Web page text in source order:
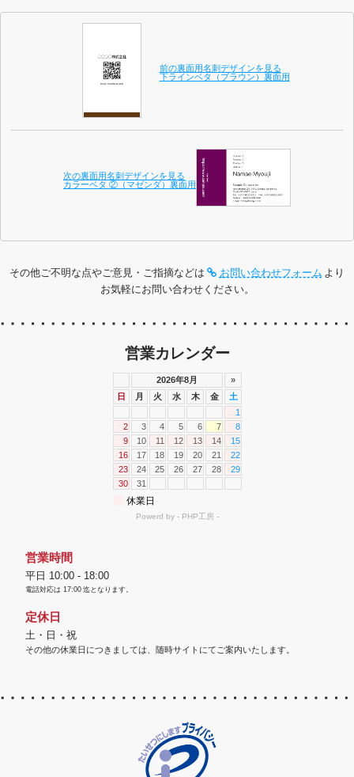
前の裏面用名刺デザインを見る
下ラインベタ（ブラウン）裏面用
次の裏面用名刺デザインを見る
カラーベタ ②（マゼンダ）裏面用
その他ご不明な点やご意見・ご指摘などは お問い合わせフォーム より
お気軽にお問い合わせください。
営業カレンダー
営業時間
平日 10:00 - 18:00
電話対応は 17:00 迄となります。
定休日
土・日・祝
その他の休業日につきましては、随時サイトにてご案内いたします。